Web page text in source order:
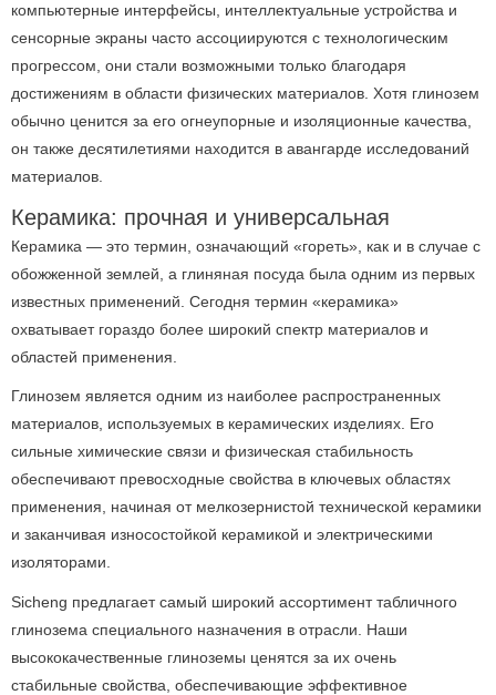
компьютерные интерфейсы, интеллектуальные устройства и
сенсорные экраны часто ассоциируются с технологическим
прогрессом, они стали возможными только благодаря
достижениям в области физических материалов. Хотя глинозем
обычно ценится за его огнеупорные и изоляционные качества,
он также десятилетиями находится в авангарде исследований
материалов.
Керамика: прочная и универсальная
Керамика — это термин, означающий «гореть», как и в случае с
обожженной землей, а глиняная посуда была одним из первых
известных применений. Сегодня термин «керамика»
охватывает гораздо более широкий спектр материалов и
областей применения.
Глинозем является одним из наиболее распространенных
материалов, используемых в керамических изделиях. Его
сильные химические связи и физическая стабильность
обеспечивают превосходные свойства в ключевых областях
применения, начиная от мелкозернистой технической керамики
и заканчивая износостойкой керамикой и электрическими
изоляторами.
Sicheng предлагает самый широкий ассортимент табличного
глинозема специального назначения в отрасли. Наши
высококачественные глиноземы ценятся за их очень
стабильные свойства, обеспечивающие эффективное